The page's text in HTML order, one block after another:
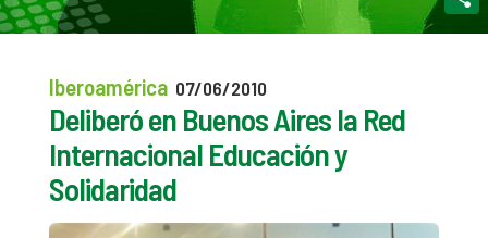
Iberoamérica 07/06/2010
Deliberó en Buenos Aires la Red
Internacional Educación y
Solidaridad